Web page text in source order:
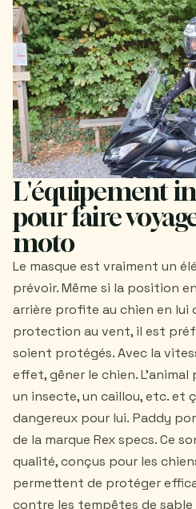
L'équipement
pour faire
moto
Le masque est vraiment un
prévoir. Même si la position
arrière profite au chien en lui
protection au vent, il est
soient protégés. Avec la
effet, gêner le chien.
un insecte, un caillou, etc. et
dangereux pour lui. Paddy
de la marque Rex specs. Ce
qualité, conçus pour les
permettent de protéger
contre les tempêtes de sable